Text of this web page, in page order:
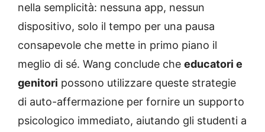
nella semplicità: nessuna app, nessun
dispositivo, solo il tempo per una pausa
consapevole che mette in primo piano il
meglio di sé. Wang conclude che educatori e
genitori possono utilizzare queste strategie
di auto-affermazione per fornire un supporto
psicologico immediato, aiutando gli studenti a